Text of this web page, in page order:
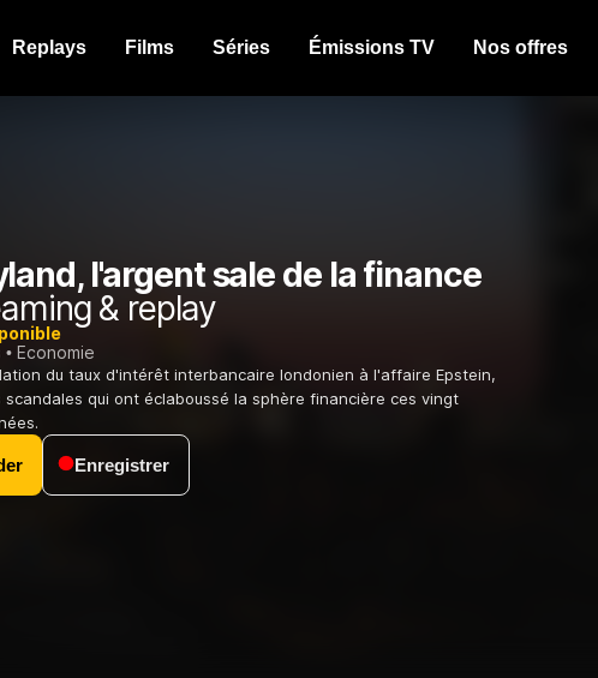
Replays Films Séries Émissions TV Nos offres
l'argent sale de la finance
& replay
Economie
du taux d'intérêt interbancaire londonien à l'affaire Epstein,
scandales qui ont éclaboussé la sphère financière ces vingt
Enregistrer